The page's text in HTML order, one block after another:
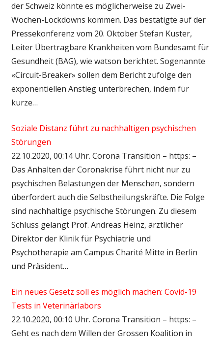
der Schweiz könnte es möglicherweise zu Zwei-
Wochen-Lockdowns kommen. Das bestätigte auf der
Pressekonferenz vom 20. Oktober Stefan Kuster,
Leiter Übertragbare Krankheiten vom Bundesamt für
Gesundheit (BAG), wie watson berichtet. Sogenannte
«Circuit-Breaker» sollen dem Bericht zufolge den
exponentiellen Anstieg unterbrechen, indem für
kurze…
Soziale Distanz führt zu nachhaltigen psychischen
Störungen
22.10.2020, 00:14 Uhr. Corona Transition – https: –
Das Anhalten der Coronakrise führt nicht nur zu
psychischen Belastungen der Menschen, sondern
überfordert auch die Selbstheilungskräfte. Die Folge
sind nachhaltige psychische Störungen. Zu diesem
Schluss gelangt Prof. Andreas Heinz, ärztlicher
Direktor der Klinik für Psychiatrie und
Psychotherapie am Campus Charité Mitte in Berlin
und Präsident…
Ein neues Gesetz soll es möglich machen: Covid-19
Tests in Veterinärlabors
22.10.2020, 00:10 Uhr. Corona Transition – https: –
Geht es nach dem Willen der Grossen Koalition in